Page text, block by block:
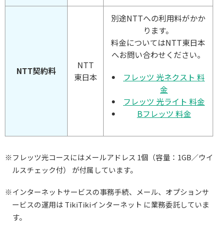
NTT契約料
NTT
東日本
別途NTTへの利用料がかか
ります。
料金についてはNTT東日本
へお問い合わせください。
フレッツ 光ネクスト 料
金
フレッツ 光ライト 料金
Bフレッツ 料金
※フレッツ光コースにはメールアドレス 1個（容量：1GB／ウイ
ルスチェック付） が付属しています。
※インターネットサービスの事務手続、メール、オプションサ
ービスの運用は TikiTikiインターネット に業務委託していま
す。